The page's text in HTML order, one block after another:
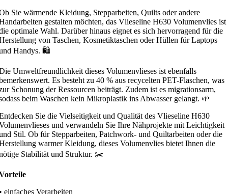
Sie wärmende Kleidung, Stepparbeiten, Quilts oder andere
gestalten möchten, das Vlieseline H630 Volumenvlies ist
optimale Wahl. Darüber hinaus eignet es sich hervorragend für die
von Taschen, Kosmetiktaschen oder Hüllen für Laptops
Handys. 🛍️
Umweltfreundlichkeit dieses Volumenvlieses ist ebenfalls
Es besteht zu 40 % aus recycelten PET-Flaschen, was
Schonung der Ressourcen beiträgt. Zudem ist es migrationsarm,
beim Waschen kein Mikroplastik ins Abwasser gelangt. 🌱
Sie die Vielseitigkeit und Qualität des Vlieseline H630
und verwandeln Sie Ihre Nähprojekte mit Leichtigkeit
Stil. Ob für Stepparbeiten, Patchwork- und Quiltarbeiten oder die
warmer Kleidung, dieses Volumenvlies bietet Ihnen die
Stabilität und Struktur. ✂️
einfaches Verarbeiten